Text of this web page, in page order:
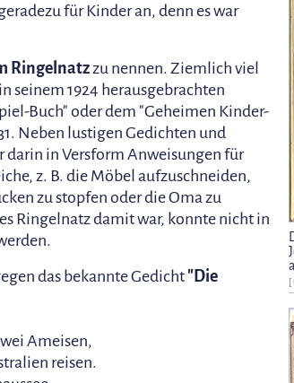
[
für Kinder an, denn es war
Ringelnatzzu nennen. Ziemlich viel
seinem 1924 herausgebrachten
Buch" oder dem "Geheimen Kinder-
Neben lustigen Gedichten und
darin in Versform Anweisungen für
z. B. die Möbel aufzuschneiden,
zu stopfen oder die Oma zu
Ringelnatz damit war, konnte nicht in
das bekannte Gedicht "Die
Ameisen,
reisen.